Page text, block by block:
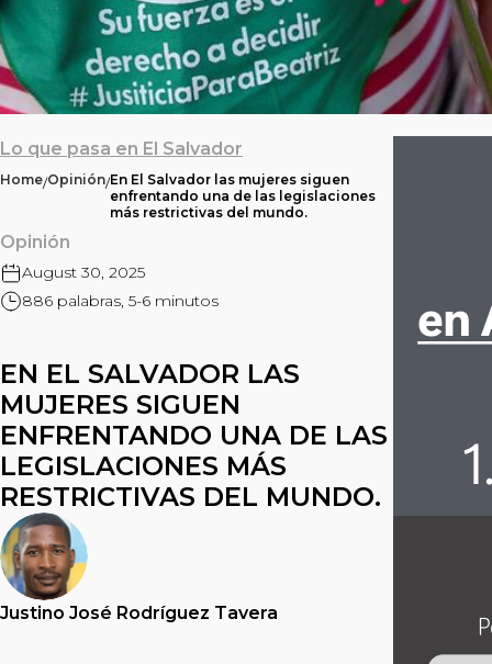
Lo que pasa en El Salvador
Home/Opinión/En El Salvador las mujeres siguen
enfrentando una de las legislaciones
más restrictivas del mundo.
Opinión
August 30, 2025
886 palabras, 5-6 minutos
EN EL SALVADOR LAS
MUJERES SIGUEN
ENFRENTANDO UNA DE LAS
LEGISLACIONES MÁS
RESTRICTIVAS DEL MUNDO.
Justino José Rodríguez Tavera